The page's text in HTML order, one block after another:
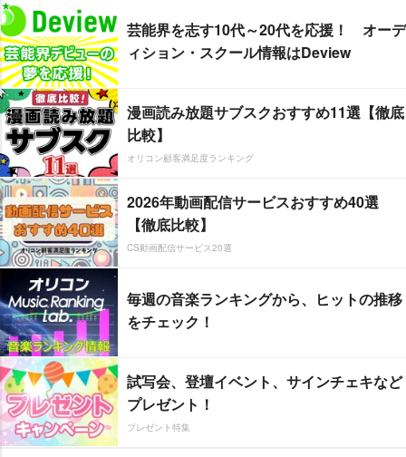
芸能界を志す10代～20代を応援！ オーデ
ィション・スクール情報はDeview
漫画読み放題サブスクおすすめ11選【徹底
比較】
オリコン顧客満足度ランキング
2026年動画配信サービスおすすめ40選
【徹底比較】
CS動画配信サービス20選
毎週の音楽ランキングから、ヒットの推移
をチェック！
試写会、登壇イベント、サインチェキなど
プレゼント！
プレゼント特集